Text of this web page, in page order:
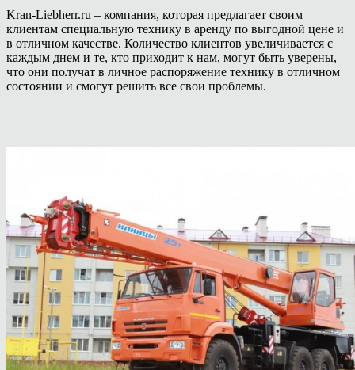
Kran-Liebherr.ru – компания, которая предлагает своим
клиентам специальную технику в аренду по выгодной цене и
в отличном качестве. Количество клиентов увеличивается с
каждым днем и те, кто приходит к нам, могут быть уверены,
что они получат в личное распоряжение технику в отличном
состоянии и смогут решить все свои проблемы.